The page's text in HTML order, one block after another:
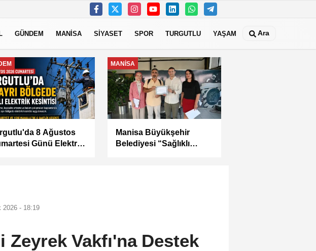
GÜNDEM MANİSA SİYASET SPOR TURGUTLU YAŞAM Ara
SANAYİ
SORUNLARI
MANİSA
Kula Seyitali
Mahallesi’nde Sıcak
2026 - 18:19
Vakfı'na Destek